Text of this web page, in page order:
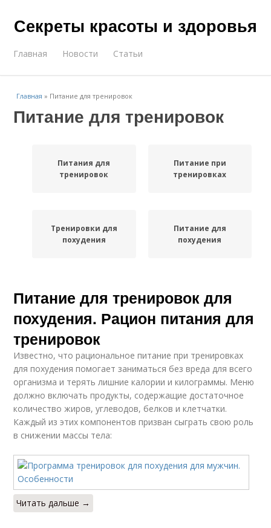
Секреты красоты и здоровья
Главная Новости Статьи
Главная » Питание для тренировок
Питание для тренировок
Питания для
тренировок
Питание при
тренировках
Тренировки для
похудения
Питание для
похудения
Питание для тренировок для
похудения. Рацион питания для
тренировок
Известно, что рациональное питание при тренировках
для похудения помогает заниматься без вреда для всего
организма и терять лишние калории и килограммы. Меню
должно включать продукты, содержащие достаточное
количество жиров, углеводов, белков и клетчатки.
Каждый из этих компонентов призван сыграть свою роль
в снижении массы тела:
Читать дальше →